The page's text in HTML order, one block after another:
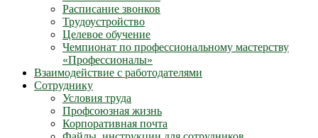
Расписание звонков
Трудоустройство
Целевое обучение
Чемпионат по профессиональному мастерству
«Профессионалы»
Взаимодействие с работодателями
Сотруднику
Условия труда
Профсоюзная жизнь
Корпоративная почта